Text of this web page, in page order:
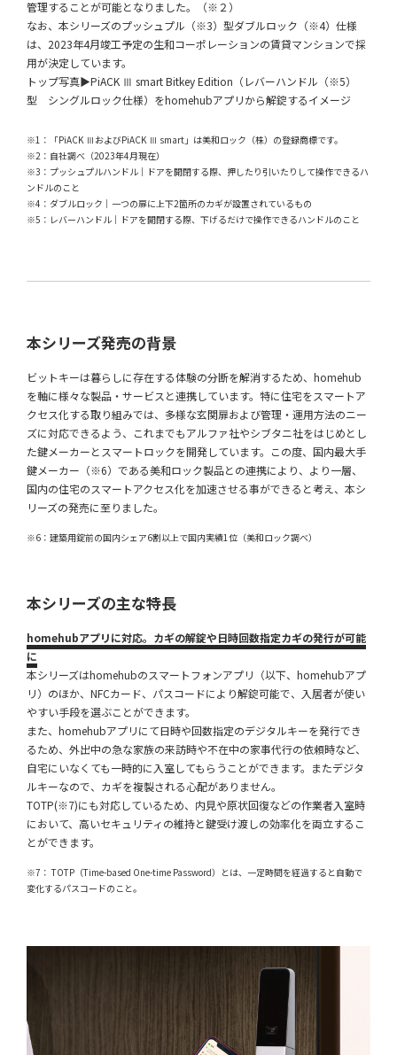
管理することが可能となりました。（※２）
なお、本シリーズのプッシュプル（※3）型ダブルロック（※4）仕様
は、2023年4月竣工予定の生和コーポレーションの賃貸マンションで採
用が決定しています。
トップ写真▶PiACK Ⅲ smart Bitkey Edition（レバーハンドル（※5）
型 シングルロック仕様）をhomehubアプリから解錠するイメージ
※1：「PiACK ⅢおよびPiACK Ⅲ smart」は美和ロック（株）の登録商標です。
※2：自社調べ（2023年4月現在）
※3：プッシュプルハンドル｜ドアを開閉する際、押したり引いたりして操作できるハ
ンドルのこと
※4：ダブルロック｜一つの扉に上下2箇所のカギが設置されているもの
※5：レバーハンドル｜ドアを開閉する際、下げるだけで操作できるハンドルのこと
本シリーズ発売の背景
ビットキーは暮らしに存在する体験の分断を解消するため、homehub
を軸に様々な製品・サービスと連携しています。特に住宅をスマートア
クセス化する取り組みでは、多様な玄関扉および管理・運用方法のニー
ズに対応できるよう、これまでもアルファ社やシブタニ社をはじめとし
た鍵メーカーとスマートロックを開発しています。この度、国内最大手
鍵メーカー（※6）である美和ロック製品との連携により、より一層、
国内の住宅のスマートアクセス化を加速させる事ができると考え、本シ
リーズの発売に至りました。
※6：建築用錠前の国内シェア6割以上で国内実績1位（美和ロック調べ）
本シリーズの主な特長
homehubアプリに対応。カギの解錠や日時回数指定カギの発行が可能
に
本シリーズはhomehubのスマートフォンアプリ（以下、homehubアプ
リ）のほか、NFCカード、パスコードにより解錠可能で、入居者が使い
やすい手段を選ぶことができます。
また、homehubアプリにて日時や回数指定のデジタルキーを発行でき
るため、外出中の急な家族の来訪時や不在中の家事代行の依頼時など、
自宅にいなくても一時的に入室してもらうことができます。またデジタ
ルキーなので、カギを複製される心配がありません。
TOTP(※7)にも対応しているため、内見や原状回復などの作業者入室時
において、高いセキュリティの維持と鍵受け渡しの効率化を両立するこ
とができます。
※7： TOTP（Time-based One-time Password）とは、一定時間を経過すると自動で
変化するパスコードのこと。